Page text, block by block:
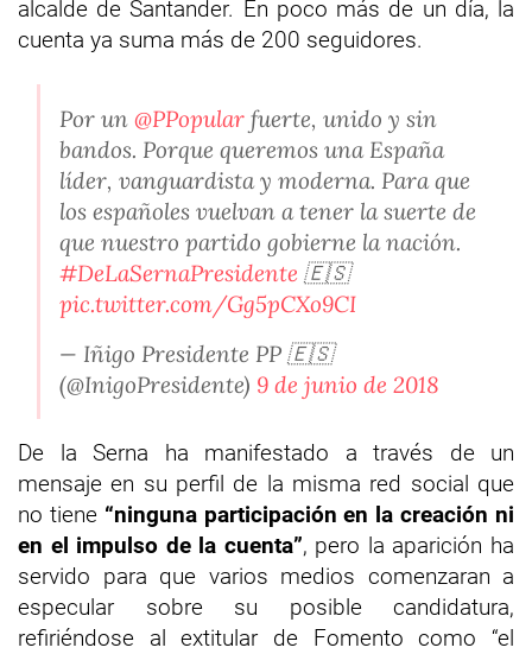
alcalde de Santander. En poco más de un día, la
cuenta ya suma más de 200 seguidores.
Por un @PPopular fuerte, unido y sin
bandos. Porque queremos una España
líder, vanguardista y moderna. Para que
los españoles vuelvan a tener la suerte de
que nuestro partido gobierne la nación.
#DeLaSernaPresidente 🇪🇸
pic.twitter.com/Gg5pCXo9CI
— Iñigo Presidente PP 🇪🇸
(@InigoPresidente) 9 de junio de 2018
De la Serna ha manifestado a través de un
mensaje en su perfil de la misma red social que
no tiene “ninguna participación en la creación ni
en el impulso de la cuenta”, pero la aparición ha
servido para que varios medios comenzaran a
especular sobre su posible candidatura,
refiriéndose al extitular de Fomento como “el